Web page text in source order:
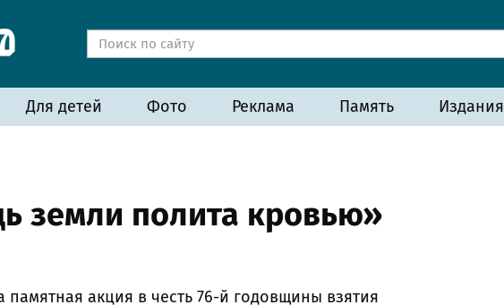
Для детей Фото Реклама Память Издания
земли полита кровью»
акция в честь 76-й годовщины взятия